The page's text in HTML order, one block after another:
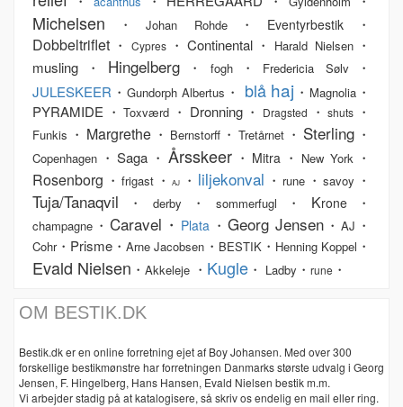
Michelsen ・ Johan Rohde・ Eventyrbestik ・
Dobbeltriflet ・ Cypres・Continental・ Harald Nielsen・
musling・ Hingelberg ・ fogh・ Fredericia Sølv・
JULESKEER ・ Gundorph Albertus ・ blå haj ・ Magnolia ・
PYRAMIDE・Toxværd ・Dronning・ Dragsted ・shuts ・
Funkis ・ Margrethe・ Bernstorff・Tretårnet ・ Sterling ・
Copenhagen ・Saga・ Årsskeer・ Mitra ・ New York ・
Rosenborg ・frigast ・AJ ・ liljekonval ・ rune ・savoy ・
Tuja/Tanaqvil ・ derby ・ sommerfugl ・ Krone・
champagne ・Caravel・ Plata ・ Georg Jensen・ AJ ・
Cohr・Prisme・Arne Jacobsen ・ BESTIK・ Henning Koppel ・
Evald Nielsen ・ Akkeleje ・ Kugle ・ Ladby ・ rune ・
OM BESTIK.DK
Bestik.dk er en online forretning ejet af Boy Johansen. Med over 300
forskellige bestikmønstre har forretningen Danmarks største udvalg i Georg
Jensen, F. Hingelberg, Hans Hansen, Evald Nielsen bestik m.m.
Vi arbejder stadig på at katalogisere, så skriv os endelig en mail eller ring.